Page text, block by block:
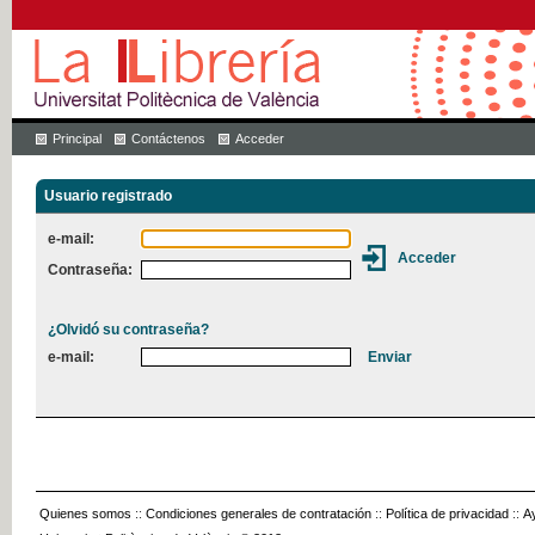
Principal Contáctenos Acceder
Usuario registrado
e-mail:
Contraseña:
¿Olvidó su contraseña?
e-mail:
Quienes somos :: Condiciones generales de contratación :: Política de privacidad ::